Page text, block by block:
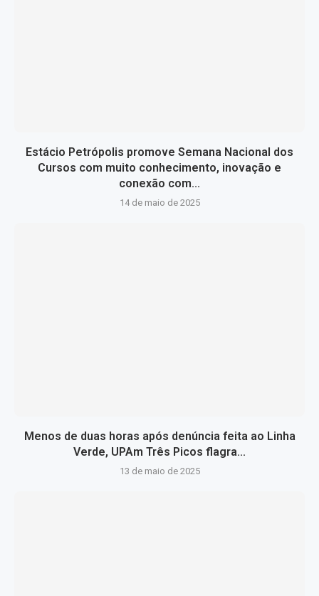
Estácio Petrópolis promove Semana Nacional dos
Cursos com muito conhecimento, inovação e
conexão com...
14 de maio de 2025
Menos de duas horas após denúncia feita ao Linha
Verde, UPAm Três Picos flagra...
13 de maio de 2025